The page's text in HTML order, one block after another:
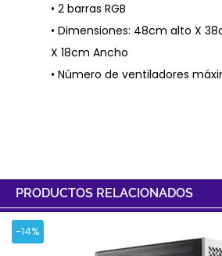
• 2 barras RGB
• Dimensiones: 48cm alto X
X 18cm Ancho
• Número de ventiladores
PRODUCTOS RELACIONADOS
-14%